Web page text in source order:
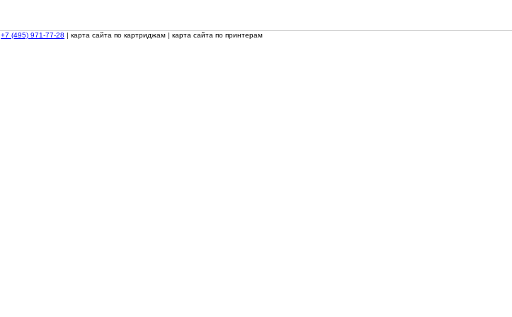
+7 (495) 971-77-28 | карта сайта по картриджам | карта сайта по принтерам